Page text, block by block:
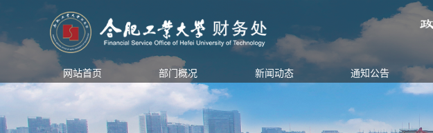
网站首页 部门概况 新闻动态 通知公告